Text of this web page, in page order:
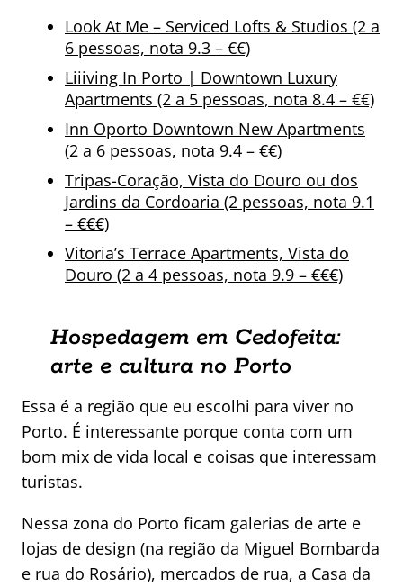
Look At Me – Serviced Lofts & Studios (2 a
6 pessoas, nota 9.3 – €€)
Liiiving In Porto | Downtown Luxury
Apartments (2 a 5 pessoas, nota 8.4 – €€)
Inn Oporto Downtown New Apartments
(2 a 6 pessoas, nota 9.4 – €€)
Tripas-Coração, Vista do Douro ou dos
Jardins da Cordoaria (2 pessoas, nota 9.1
– €€€)
Vitoria’s Terrace Apartments, Vista do
Douro (2 a 4 pessoas, nota 9.9 – €€€)
Hospedagem em Cedofeita:
arte e cultura no Porto
Essa é a região que eu escolhi para viver no
Porto. É interessante porque conta com um
bom mix de vida local e coisas que interessam
turistas.
Nessa zona do Porto ficam galerias de arte e
lojas de design (na região da Miguel Bombarda
e rua do Rosário), mercados de rua, a Casa da